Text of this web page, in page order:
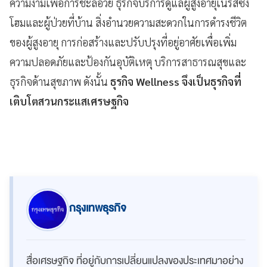
โฮมและผู้ป่วยที่บ้าน สิ่งอำนวยความสะดวกในการดำรงชีวิต
ของผู้สูงอายุ การก่อสร้างและปรับปรุงที่อยู่อาศัยเพื่อเพิ่ม
ความปลอดภัยและป้องกันอุบัติเหตุ บริการสาธารณสุขและ
ธุรกิจด้านสุขภาพ ดังนั้น ธุรกิจ Wellness จึงเป็นธุรกิจที่
เติบโตสวนกระแสเศรษฐกิจ
กรุงเทพธุรกิจ
สื่อเศรษฐกิจ ที่อยู่กับการเปลี่ยนแปลงของประเทศมาอย่าง